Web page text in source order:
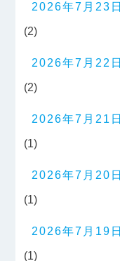
2026年7月23日
(2)
2026年7月22日
(2)
2026年7月21日
(1)
2026年7月20日
(1)
2026年7月19日
(1)